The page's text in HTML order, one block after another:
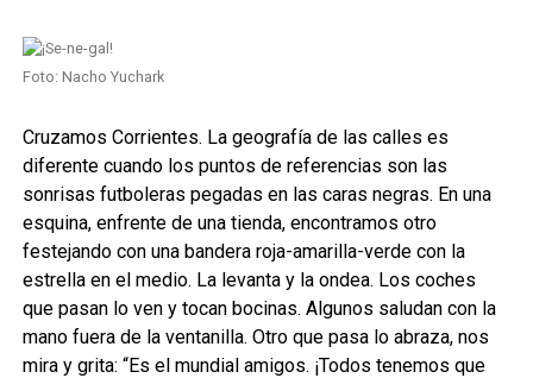
Foto: Nacho Yuchark
Cruzamos Corrientes. La geografía de las calles es
diferente cuando los puntos de referencias son las
sonrisas futboleras pegadas en las caras negras. En una
esquina, enfrente de una tienda, encontramos otro
festejando con una bandera roja-amarilla-verde con la
estrella en el medio. La levanta y la ondea. Los coches
que pasan lo ven y tocan bocinas. Algunos saludan con la
mano fuera de la ventanilla. Otro que pasa lo abraza, nos
mira y grita: “Es el mundial amigos. ¡Todos tenemos que